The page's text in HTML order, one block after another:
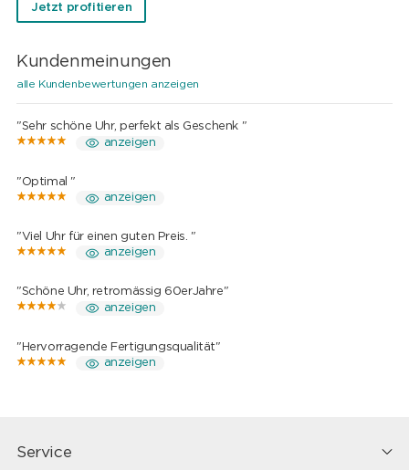
Jetzt profitieren
Kundenmeinungen
alle Kundenbewertungen anzeigen
"Sehr schöne Uhr, perfekt als Geschenk "
anzeigen
"Optimal "
anzeigen
"Viel Uhr für einen guten Preis. "
anzeigen
"Schöne Uhr, retromässig 60erJahre"
anzeigen
"Hervorragende Fertigungsqualität"
anzeigen
Service